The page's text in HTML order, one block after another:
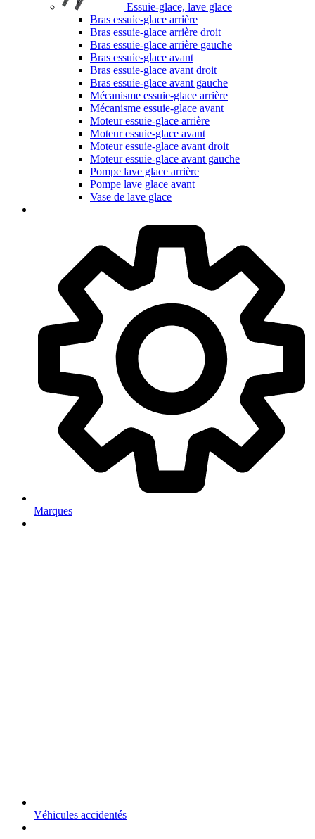
Essuie-glace, lave glace
Bras essuie-glace arrière
Bras essuie-glace arrière droit
Bras essuie-glace arrière gauche
Bras essuie-glace avant
Bras essuie-glace avant droit
Bras essuie-glace avant gauche
Mécanisme essuie-glace arrière
Mécanisme essuie-glace avant
Moteur essuie-glace arrière
Moteur essuie-glace avant
Moteur essuie-glace avant droit
Moteur essuie-glace avant gauche
Pompe lave glace arrière
Pompe lave glace avant
Vase de lave glace
Marques
Véhicules accidentés